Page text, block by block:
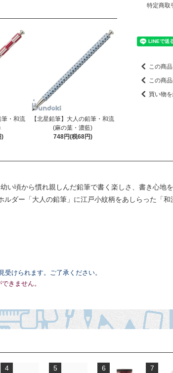
筆・和流
)
【北星鉛筆】大人の鉛筆・和流
(麻の葉・濃藍)
748円(税68円)
特定商取
この商
この商
買い物
い頃から慣れ親しんだ鉛筆で書く楽しさ、書き心地
ダー「大人の鉛筆」に江戸小紋柄をあしらった「和
けられます。ご了承ください。
きません。
4 5 6 7